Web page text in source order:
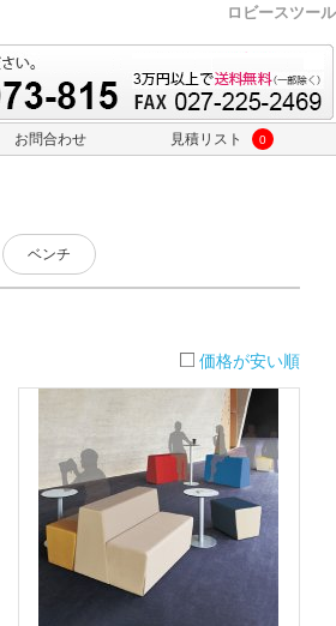
ロビースツール
お問合わせ 見積リスト 0
ベンチ
価格が安い順